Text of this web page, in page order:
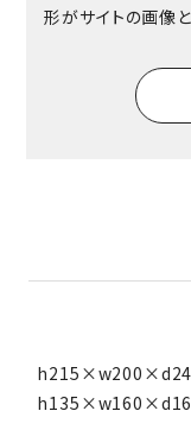
形がサイトの画像
h215×w200×d240
h135×w160×d160